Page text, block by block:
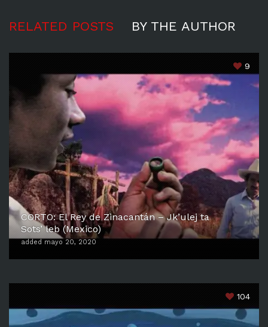
RELATED POSTS BY THE AUTHOR
9
CORTO: El Rey de Zinacantán – Jk’ulej ta
Sots’ leb (Mexico)
added mayo 20, 2020
104